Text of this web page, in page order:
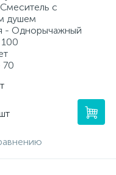
с
душем
- Однорычажный
70